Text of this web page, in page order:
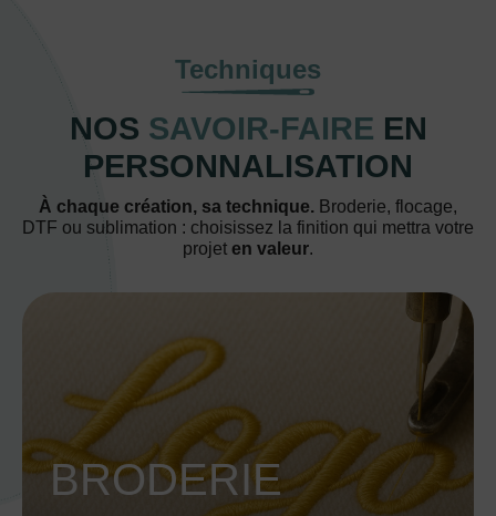
Techniques
NOS SAVOIR-FAIRE EN
PERSONNALISATION
À chaque création, sa technique. Broderie, flocage,
DTF ou sublimation : choisissez la finition qui mettra votre
projet en valeur.
BRODERIE